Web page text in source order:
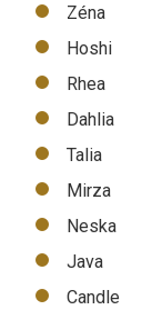
Zéna
Hoshi
Rhea
Dahlia
Talia
Mirza
Neska
Java
Candle